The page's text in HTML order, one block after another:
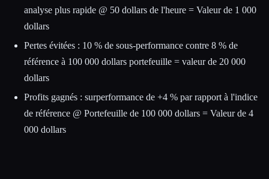
analyse plus rapide @ 50 dollars de l'heure = Valeur de 1 000
dollars
Pertes évitées : 10 % de sous-performance contre 8 % de
référence à 100 000 dollars portefeuille = valeur de 20 000
dollars
Profits gagnés : surperformance de +4 % par rapport à l'indice
de référence @ Portefeuille de 100 000 dollars = Valeur de 4
000 dollars